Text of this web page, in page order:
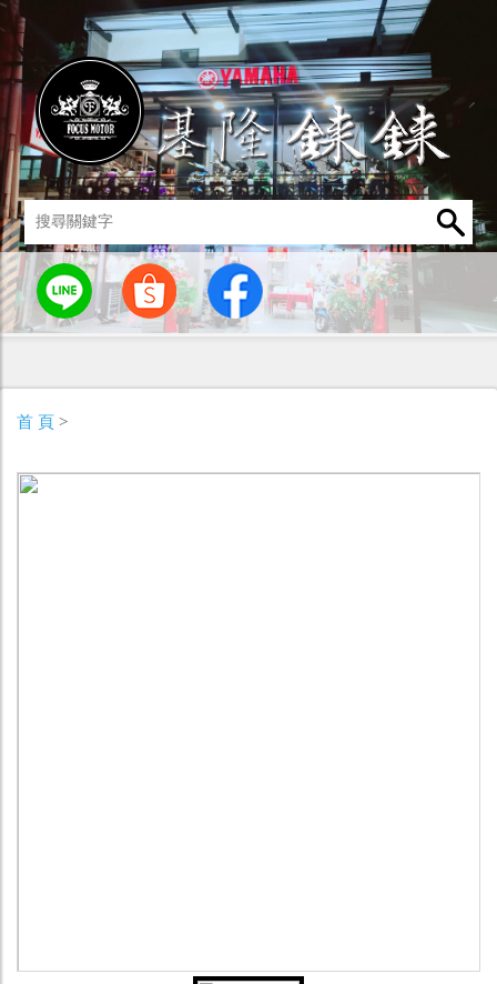
燈罩 / 燈泡 其他零組件 男性衣著 車身標誌 / 貼紙
首 頁 >